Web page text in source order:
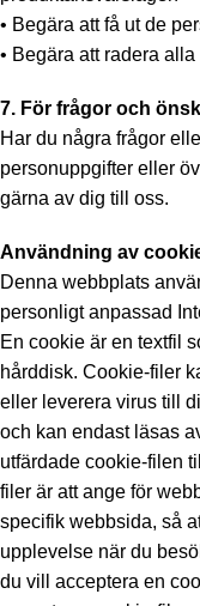
• Begära att få ut de
• Begära att radera
7. För frågor och
Har du några frågor
personuppgifter eller
gärna av dig till oss.
Användning av
Denna webbplats
personligt anpassad
En cookie är en textfil
hårddisk. Cookie-filer
eller leverera virus till
och kan endast läsas
utfärdade cookie-filen
filer är att ange för
specifik webbsida, så
upplevelse när du
du vill acceptera en